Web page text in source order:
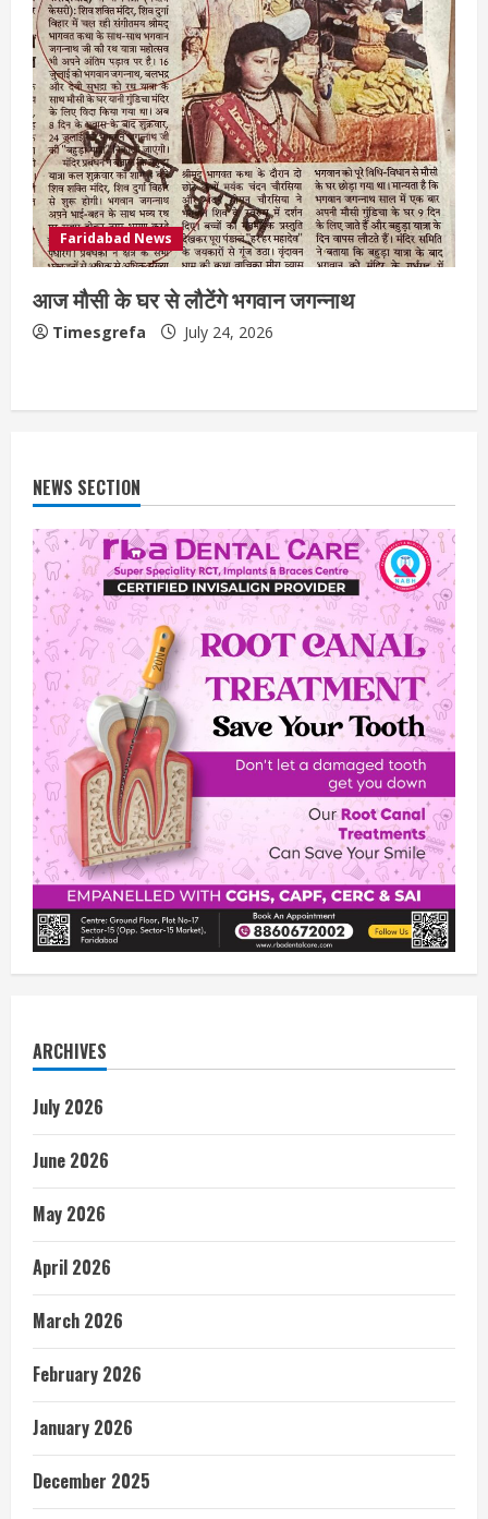
Faridabad News
आज मौसी के घर से लौटेंगे भगवान जगन्नाथ
Timesgrefa July 24, 2026
NEWS SECTION
ARCHIVES
July 2026
June 2026
May 2026
April 2026
March 2026
February 2026
January 2026
December 2025